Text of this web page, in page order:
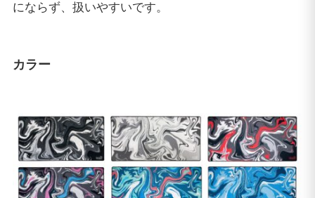
にならず、扱いやすいです。
カラー